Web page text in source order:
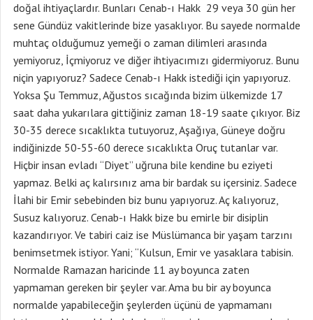
doğal ihtiyaçlardır. Bunları Cenab-ı Hakk 29 veya 30 gün her
sene Gündüz vakitlerinde bize yasaklıyor. Bu sayede normalde
muhtaç olduğumuz yemeği o zaman dilimleri arasında
yemiyoruz, İçmiyoruz ve diğer ihtiyacımızı gidermiyoruz. Bunu
niçin yapıyoruz? Sadece Cenab-ı Hakk istediği için yapıyoruz.
Yoksa Şu Temmuz, Ağustos sıcağında bizim ülkemizde 17
saat daha yukarılara gittiğiniz zaman 18-19 saate çıkıyor. Biz
30-35 derece sıcaklıkta tutuyoruz, Aşağıya, Güneye doğru
indiğinizde 50-55-60 derece sıcaklıkta Oruç tutanlar var.
Hiçbir insan evladı “Diyet” uğruna bile kendine bu eziyeti
yapmaz. Belki aç kalırsınız ama bir bardak su içersiniz. Sadece
İlahi bir Emir sebebinden biz bunu yapıyoruz. Aç kalıyoruz,
Susuz kalıyoruz. Cenab-ı Hakk bize bu emirle bir disiplin
kazandırıyor. Ve tabiri caiz ise Müslümanca bir yaşam tarzını
benimsetmek istiyor. Yani; “Kulsun, Emir ve yasaklara tabisin.
Normalde Ramazan haricinde 11 ay boyunca zaten
yapmaman gereken bir şeyler var. Ama bu bir ay boyunca
normalde yapabileceğin şeylerden üçünü de yapmamanı